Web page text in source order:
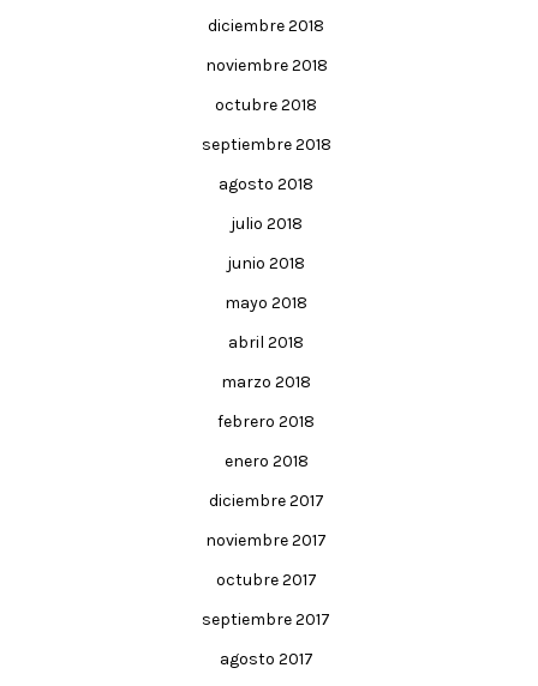
diciembre 2018
noviembre 2018
octubre 2018
septiembre 2018
agosto 2018
julio 2018
junio 2018
mayo 2018
abril 2018
marzo 2018
febrero 2018
enero 2018
diciembre 2017
noviembre 2017
octubre 2017
septiembre 2017
agosto 2017